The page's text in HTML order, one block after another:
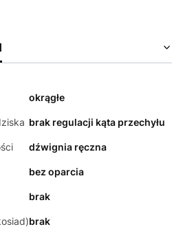
okrągłe
brak regulacji kąta przechyłu
dźwignia ręczna
bez oparcia
brak
brak